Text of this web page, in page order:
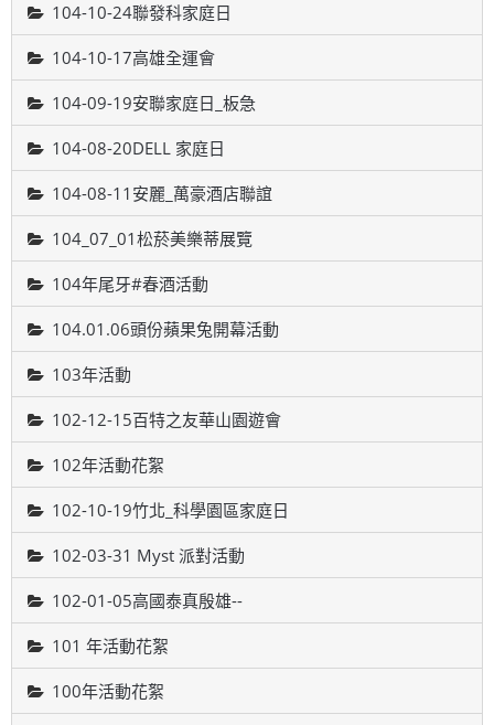
104-10-24聯發科家庭日
104-10-17高雄全運會
104-09-19安聯家庭日_板急
104-08-20DELL 家庭日
104-08-11安麗_萬豪酒店聯誼
104_07_01松菸美樂蒂展覽
104年尾牙#春酒活動
104.01.06頭份蘋果兔開幕活動
103年活動
102-12-15百特之友華山園遊會
102年活動花絮
102-10-19竹北_科學園區家庭日
102-03-31 Myst 派對活動
102-01-05高國泰真殷雄--
101 年活動花絮
100年活動花絮